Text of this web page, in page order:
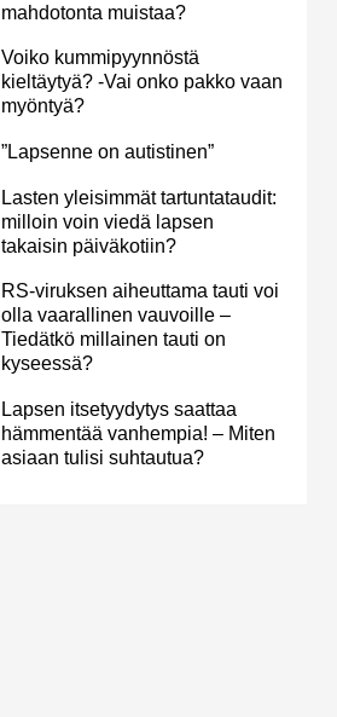
mahdotonta muistaa?
Voiko kummipyynnöstä
kieltäytyä? -Vai onko pakko vaan
myöntyä?
”Lapsenne on autistinen”
Lasten yleisimmät tartuntataudit:
milloin voin viedä lapsen
takaisin päiväkotiin?
RS-viruksen aiheuttama tauti voi
olla vaarallinen vauvoille –
Tiedätkö millainen tauti on
kyseessä?
Lapsen itsetyydytys saattaa
hämmentää vanhempia! – Miten
asiaan tulisi suhtautua?